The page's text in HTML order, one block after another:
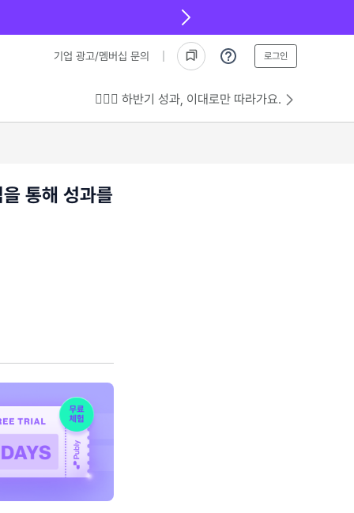
기업 광고/멤버십 문의 로그인
💁🏻‍♂️ 하반기 성과, 이대로만 따라가요.
통해 성과를